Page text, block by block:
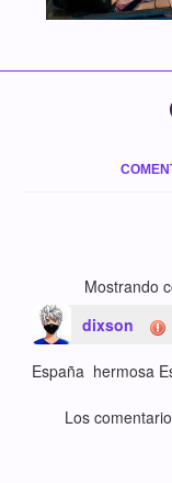
Mostrando
dixson
España hermosa
Los